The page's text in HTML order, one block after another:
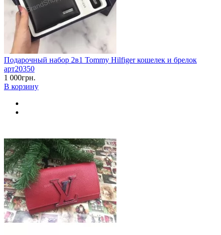
Подарочный набор 2в1 Tommy Hilfiger кошелек и брелок
арт20350
1 000грн.
В корзину